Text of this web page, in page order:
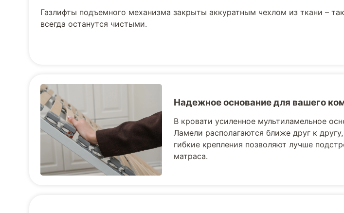
Газлифты подъемного механизма закрыты аккуратным чехлом из ткани –
всегда останутся чистыми.
Надежное основание для вашего
В кровати усиленное мультиламельное
Ламели располагаются ближе друг к
гибкие крепления позволяют лучше
матраса.